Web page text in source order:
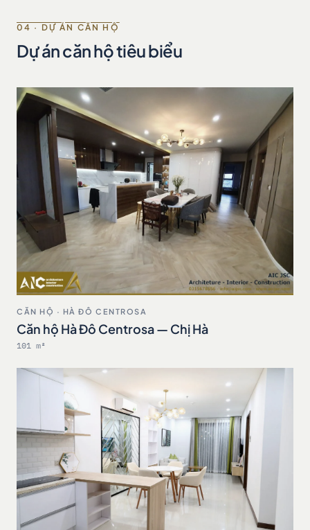
04 · DỰ ÁN CĂN HỘ
Dự án căn hộ tiêu biểu
CĂN HỘ · HÀ ĐÔ CENTROSA
Căn hộ Hà Đô Centrosa — Chị Hà
101 m²